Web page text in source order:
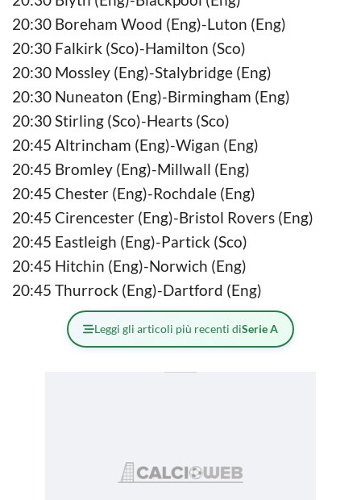
20:30 Boreham Wood (Eng)-Luton (Eng)
20:30 Falkirk (Sco)-Hamilton (Sco)
20:30 Mossley (Eng)-Stalybridge (Eng)
20:30 Nuneaton (Eng)-Birmingham (Eng)
20:30 Stirling (Sco)-Hearts (Sco)
20:45 Altrincham (Eng)-Wigan (Eng)
20:45 Bromley (Eng)-Millwall (Eng)
20:45 Chester (Eng)-Rochdale (Eng)
20:45 Cirencester (Eng)-Bristol Rovers (Eng)
20:45 Eastleigh (Eng)-Partick (Sco)
20:45 Hitchin (Eng)-Norwich (Eng)
20:45 Thurrock (Eng)-Dartford (Eng)
Leggi gli articoli più recenti diSerie A